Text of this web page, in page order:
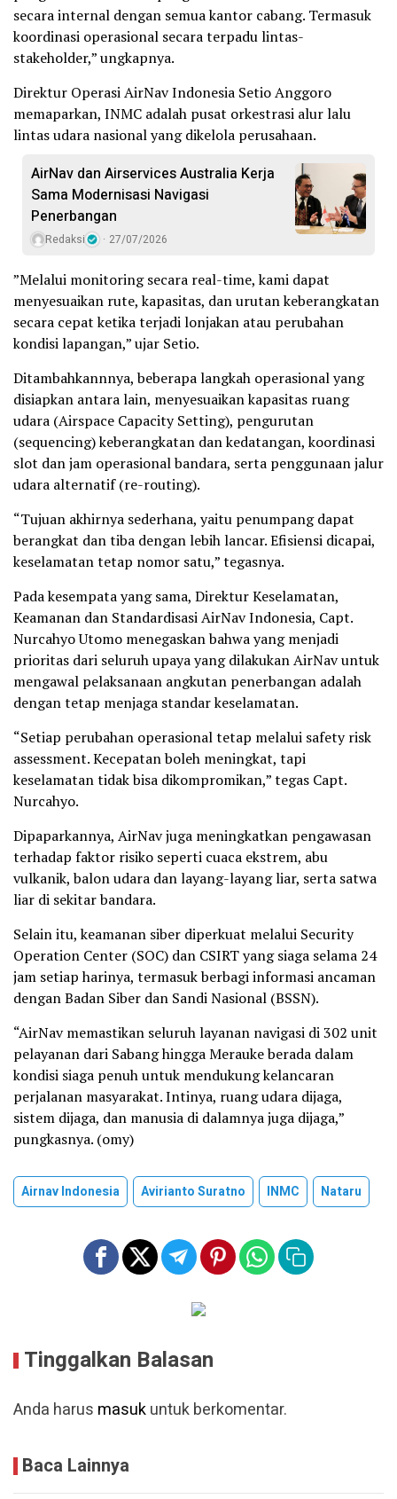
secara internal dengan semua kantor cabang. Termasuk
koordinasi operasional secara terpadu lintas-
stakeholder,” ungkapnya.
Direktur Operasi AirNav Indonesia Setio Anggoro
memaparkan, INMC adalah pusat orkestrasi alur lalu
lintas udara nasional yang dikelola perusahaan.
AirNav dan Airservices Australia Kerja
Sama Modernisasi Navigasi
Penerbangan
Redaksi 27/07/2026
”Melalui monitoring secara real-time, kami dapat
menyesuaikan rute, kapasitas, dan urutan keberangkatan
secara cepat ketika terjadi lonjakan atau perubahan
kondisi lapangan,” ujar Setio.
Ditambahkannnya, beberapa langkah operasional yang
disiapkan antara lain, menyesuaikan kapasitas ruang
udara (Airspace Capacity Setting), pengurutan
(sequencing) keberangkatan dan kedatangan, koordinasi
slot dan jam operasional bandara, serta penggunaan jalur
udara alternatif (re-routing).
“Tujuan akhirnya sederhana, yaitu penumpang dapat
berangkat dan tiba dengan lebih lancar. Efisiensi dicapai,
keselamatan tetap nomor satu,” tegasnya.
Pada kesempata yang sama, Direktur Keselamatan,
Keamanan dan Standardisasi AirNav Indonesia, Capt.
Nurcahyo Utomo menegaskan bahwa yang menjadi
prioritas dari seluruh upaya yang dilakukan AirNav untuk
mengawal pelaksanaan angkutan penerbangan adalah
dengan tetap menjaga standar keselamatan.
“Setiap perubahan operasional tetap melalui safety risk
assessment. Kecepatan boleh meningkat, tapi
keselamatan tidak bisa dikompromikan,” tegas Capt.
Nurcahyo.
Dipaparkannya, AirNav juga meningkatkan pengawasan
terhadap faktor risiko seperti cuaca ekstrem, abu
vulkanik, balon udara dan layang-layang liar, serta satwa
liar di sekitar bandara.
Selain itu, keamanan siber diperkuat melalui Security
Operation Center (SOC) dan CSIRT yang siaga selama 24
jam setiap harinya, termasuk berbagi informasi ancaman
dengan Badan Siber dan Sandi Nasional (BSSN).
“AirNav memastikan seluruh layanan navigasi di 302 unit
pelayanan dari Sabang hingga Merauke berada dalam
kondisi siaga penuh untuk mendukung kelancaran
perjalanan masyarakat. Intinya, ruang udara dijaga,
sistem dijaga, dan manusia di dalamnya juga dijaga,”
pungkasnya. (omy)
Airnav Indonesia Avirianto Suratno INMC Nataru
Tinggalkan Balasan
Anda harus masukuntuk berkomentar.
Baca Lainnya